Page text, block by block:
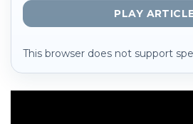
PLAY
This browser does not support